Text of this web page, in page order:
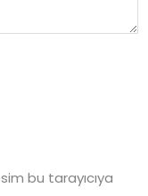
bu tarayıcıya